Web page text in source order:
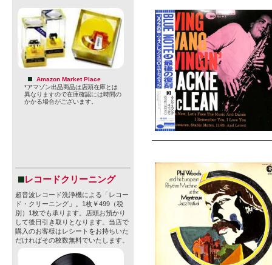
Amazon Market Place
*アマゾン出品商品は店頭在庫とは
異なりますので在庫確認には時間の
かかる場合がございます。
レコードクリーニング
超音波レコード洗浄機による「レコー
ド・クリーニング」。1枚￥499（税
別）1枚でも承ります。店頭お預かり
して後日引き取りとなります。当店で
購入のお客様はレシートをお持ちいた
だければその枚数無料でいたします。